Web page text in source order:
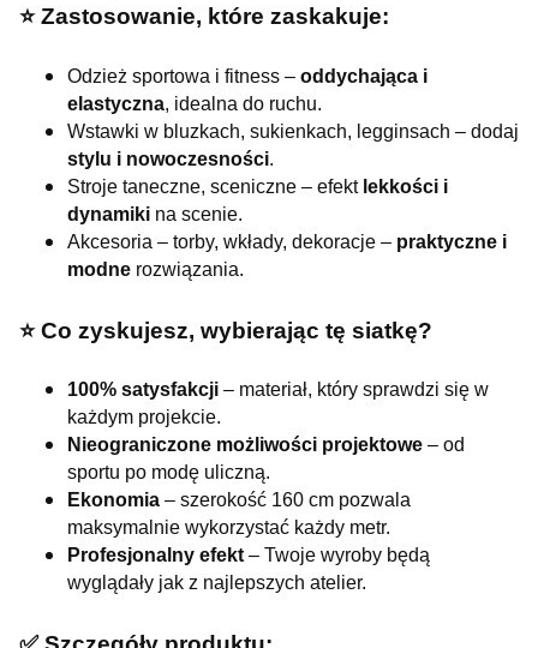
⭐️ Zastosowanie, które zaskakuje:
Odzież sportowa i fitness – oddychająca i
elastyczna, idealna do ruchu.
Wstawki w bluzkach, sukienkach, legginsach – dodaj
stylu i nowoczesności.
Stroje taneczne, sceniczne – efekt lekkości i
dynamiki na scenie.
Akcesoria – torby, wkłady, dekoracje – praktyczne i
modne rozwiązania.
⭐️ Co zyskujesz, wybierając tę siatkę?
100% satysfakcji – materiał, który sprawdzi się w
każdym projekcie.
Nieograniczone możliwości projektowe – od
sportu po modę uliczną.
Ekonomia – szerokość 160 cm pozwala
maksymalnie wykorzystać każdy metr.
Profesjonalny efekt– Twoje wyroby będą
wyglądały jak z najlepszych atelier.